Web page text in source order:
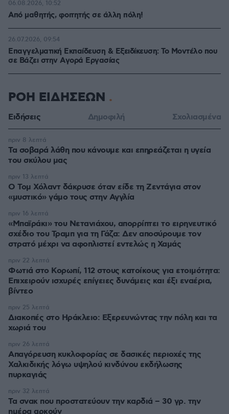
Από μαθητής, φοιτητής σε άλλη πόλη!
06.08.2026, 10:52
Επαγγελματική Εκπαίδευση & Εξειδίκευση: Το Mοντέλο που
σε Bάζει στην Aγορά Eργασίας
26.07.2026, 09:54
ΡΟΗ ΕΙΔΗΣΕΩΝ
Ειδήσεις Δημοφιλή Σχολιασμένα
Τα σοβαρά λάθη που κάνουμε και επηρεάζεται η υγεία
του σκύλου μας
πριν 8 λεπτά
Ο Τομ Χόλαντ δάκρυσε όταν είδε τη Ζεντάγια στον
«μυστικό» γάμο τους στην Αγγλία
πριν 13 λεπτά
«Μπαϊράκι» του Νετανιάχου, απορρίπτει το ειρηνευτικό
σχέδιο του Τραμπ για τη Γάζα: Δεν αποσύρουμε τον
στρατό μέχρι να αφοπλιστεί εντελώς η Χαμάς
πριν 16 λεπτά
Φωτιά στο Κορωπί, 112 στους κατοίκους για ετοιμότητα:
Επιχειρούν ισχυρές επίγειες δυνάμεις και έξι εναέρια,
βίντεο
πριν 22 λεπτά
Διακοπές στο Ηράκλειο: Εξερευνώντας την πόλη και τα
χωριά του
πριν 25 λεπτά
Απαγόρευση κυκλοφορίας σε δασικές περιοχές της
Χαλκιδικής λόγω υψηλού κινδύνου εκδήλωσης
πυρκαγιάς
πριν 26 λεπτά
Τα σνακ που προστατεύουν την καρδιά – 30 γρ. την
ημέρα αρκούν
πριν 32 λεπτά